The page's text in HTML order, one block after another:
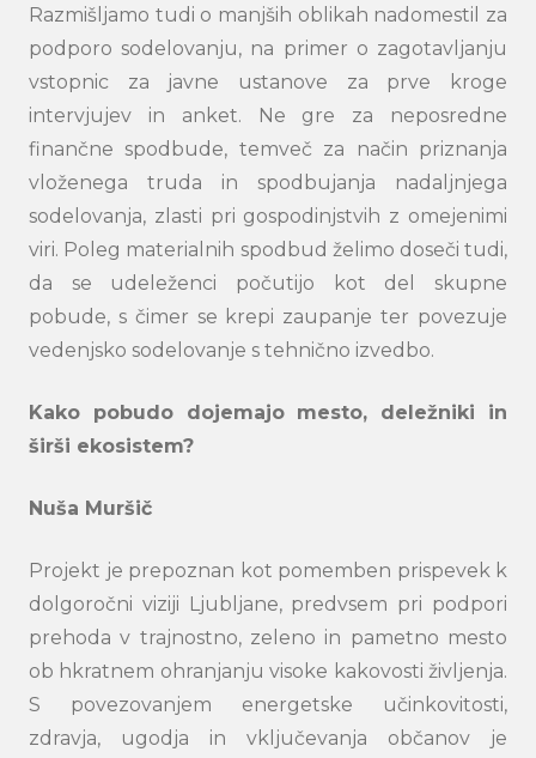
Razmišljamo tudi o manjših oblikah nadomestil za
podporo sodelovanju, na primer o zagotavljanju
vstopnic za javne ustanove za prve kroge
intervjujev in anket. Ne gre za neposredne
finančne spodbude, temveč za način priznanja
vloženega truda in spodbujanja nadaljnjega
sodelovanja, zlasti pri gospodinjstvih z omejenimi
viri. Poleg materialnih spodbud želimo doseči tudi,
da se udeleženci počutijo kot del skupne
pobude, s čimer se krepi zaupanje ter povezuje
vedenjsko sodelovanje s tehnično izvedbo.
Kako pobudo dojemajo mesto, deležniki in
širši ekosistem?
Nuša Muršič
Projekt je prepoznan kot pomemben prispevek k
dolgoročni viziji Ljubljane, predvsem pri podpori
prehoda v trajnostno, zeleno in pametno mesto
ob hkratnem ohranjanju visoke kakovosti življenja.
S povezovanjem energetske učinkovitosti,
zdravja, ugodja in vključevanja občanov je